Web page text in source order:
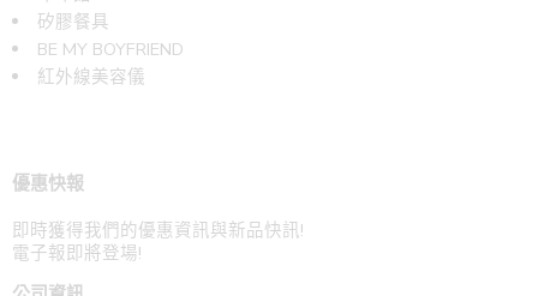
矽膠餐具
BE MY BOYFRIEND
紅外線美容儀
優惠快報
即時獲得我們的優惠資訊與新品快訊!
電子報即將登場!